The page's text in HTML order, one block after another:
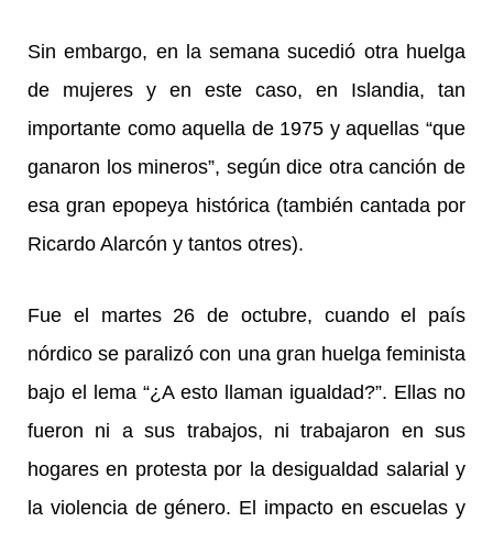
Sin embargo, en la semana sucedió otra huelga
de mujeres y en este caso, en Islandia, tan
importante como aquella de 1975 y aquellas “que
ganaron los mineros”, según dice otra canción de
esa gran epopeya histórica (también cantada por
Ricardo Alarcón y tantos otres).
Fue el martes 26 de octubre, cuando el país
nórdico se paralizó con una gran huelga feminista
bajo el lema “¿A esto llaman igualdad?”. Ellas no
fueron ni a sus trabajos, ni trabajaron en sus
hogares en protesta por la desigualdad salarial y
la violencia de género. El impacto en escuelas y